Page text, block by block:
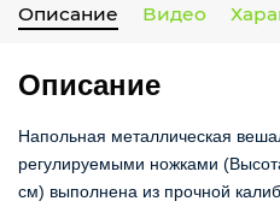
Описание Видео
Описание
Напольная металлическая
регулируемыми ножками
см) выполнена из прочной